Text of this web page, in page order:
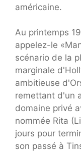
américaine.
Au printemps
appelez-le
scénario de la
marginale
ambitieuse
remettant d'un
domaine privé
nommée Rita
jours pour
son passé à